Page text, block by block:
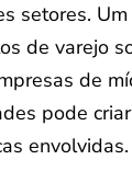
setores. Um
de varejo
de
pode
envolvidas.